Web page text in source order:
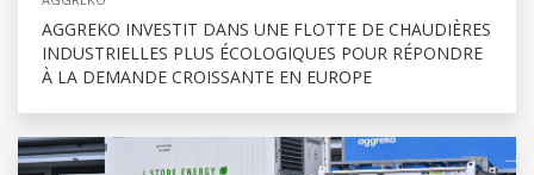
AGGREKO INVESTIT DANS UNE FLOTTE DE CHAUDIÈRES
INDUSTRIELLES PLUS ÉCOLOGIQUES POUR RÉPONDRE
À LA DEMANDE CROISSANTE EN EUROPE